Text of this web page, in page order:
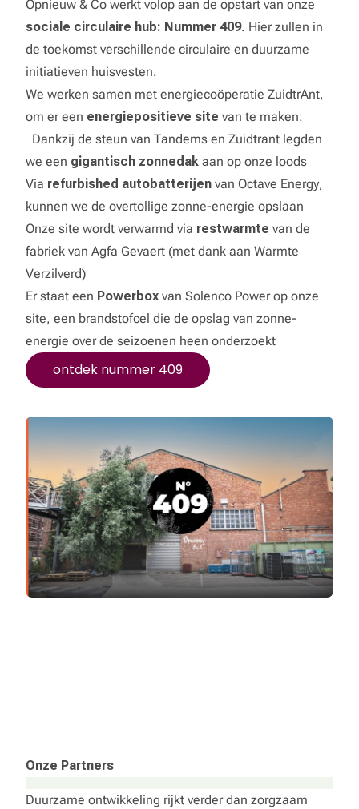
Opnieuw & Co werkt volop aan de opstart van onze
sociale circulaire hub: Nummer 409. Hier zullen in
de toekomst verschillende circulaire en duurzame
initiatieven huisvesten.
We werken samen met energiecoöperatie ZuidtrAnt,
om er een energiepositieve site van te maken:
Dankzij de steun van Tandems en Zuidtrant legden
we een gigantisch zonnedak aan op onze loods
Via refurbished autobatterijen van Octave Energy,
kunnen we de overtollige zonne-energie opslaan
Onze site wordt verwarmd via restwarmte van de
fabriek van Agfa Gevaert (met dank aan Warmte
Verzilverd)
Er staat een Powerbox van Solenco Power op onze
site, een brandstofcel die de opslag van zonne-
energie over de seizoenen heen onderzoekt
ontdek nummer 409
Onze Partners
Duurzame ontwikkeling rijkt verder dan zorgzaam